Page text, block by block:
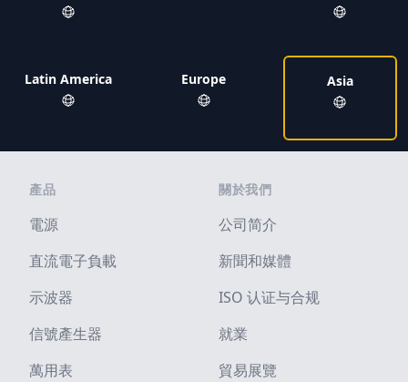
Latin America Europe Asia
產品
電源
直流電子負載
示波器
信號產生器
萬用表
關於我們
公司简介
新聞和媒體
ISO 认证与合规
就業
貿易展覽